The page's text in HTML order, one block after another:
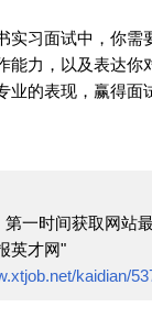
实习面试中，你需
能力，以及表达你
的表现，赢得面
一时间获取网站
英才网"
kaidian/